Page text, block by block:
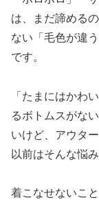
は、まだ諦める
ない「毛色が違
です。
「たまにはかわ
るボトムスがな
いけど、アウタ
以前はそんな悩
着こなせないこ